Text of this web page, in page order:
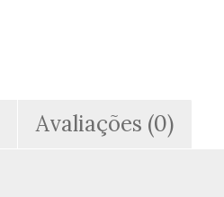
Avaliações (0)